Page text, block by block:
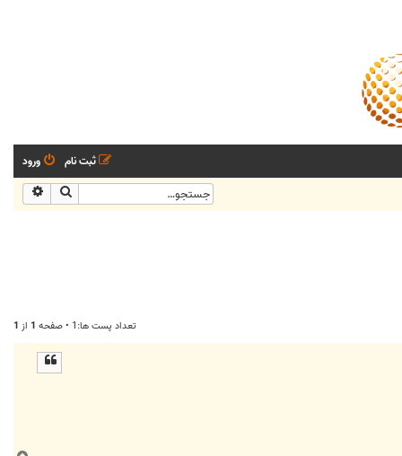
ورود
ثبت نام
جستجو
تعداد پست ها:1 • صفحه 1 از 1